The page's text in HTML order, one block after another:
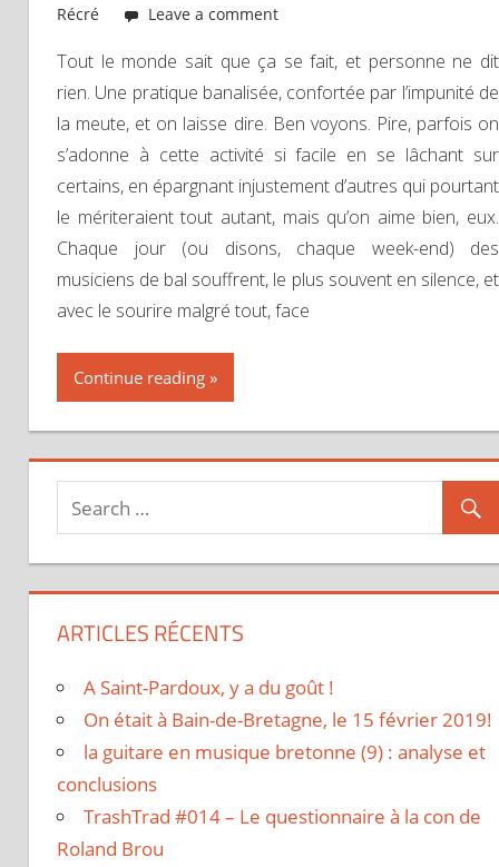
Récré
Leave a comment
Tout le monde sait que ça se fait, et personne ne dit
rien. Une pratique banalisée, confortée par l’impunité de
la meute, et on laisse dire. Ben voyons. Pire, parfois on
s’adonne à cette activité si facile en se lâchant sur
certains, en épargnant injustement d’autres qui pourtant
le mériteraient tout autant, mais qu’on aime bien, eux.
Chaque jour (ou disons, chaque week-end) des
musiciens de bal souffrent, le plus souvent en silence, et
avec le sourire malgré tout, face
Continue reading
ARTICLES RÉCENTS
A Saint-Pardoux, y a du goût !
On était à Bain-de-Bretagne, le 15 février 2019!
la guitare en musique bretonne (9) : analyse et
conclusions
TrashTrad #014 – Le questionnaire à la con de
Roland Brou